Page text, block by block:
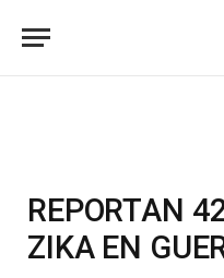
REPORTAN
ZIKA EN